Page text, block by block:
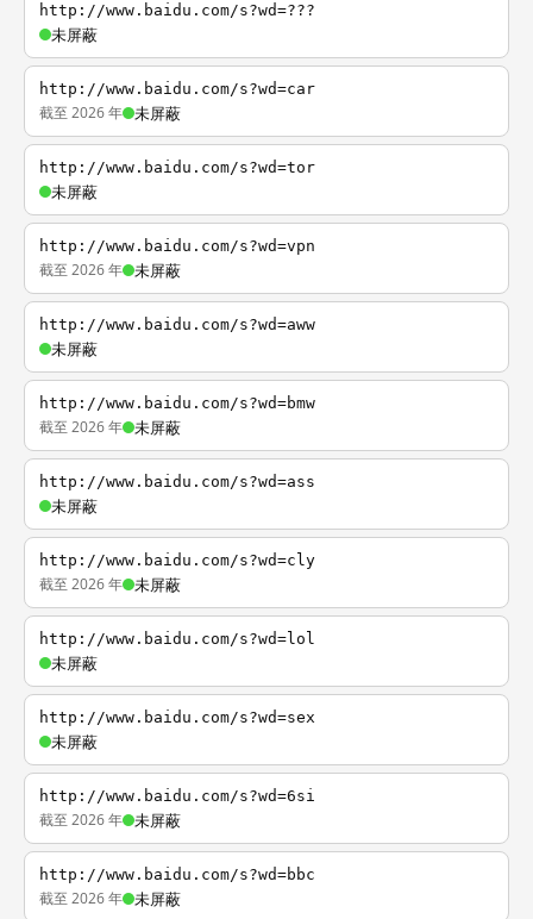
http://www.baidu.com/s?wd=???
未屏蔽
http://www.baidu.com/s?wd=car
截至 2026 年 未屏蔽
http://www.baidu.com/s?wd=tor
未屏蔽
http://www.baidu.com/s?wd=vpn
截至 2026 年 未屏蔽
http://www.baidu.com/s?wd=aww
未屏蔽
http://www.baidu.com/s?wd=bmw
截至 2026 年 未屏蔽
http://www.baidu.com/s?wd=ass
未屏蔽
http://www.baidu.com/s?wd=cly
截至 2026 年 未屏蔽
http://www.baidu.com/s?wd=lol
未屏蔽
http://www.baidu.com/s?wd=sex
未屏蔽
http://www.baidu.com/s?wd=6si
截至 2026 年 未屏蔽
http://www.baidu.com/s?wd=bbc
截至 2026 年 未屏蔽